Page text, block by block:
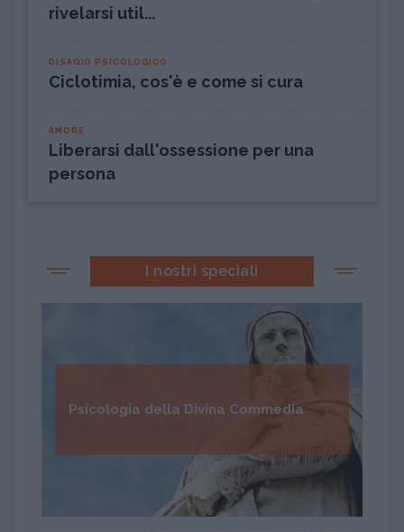
rivelarsi util...
DISAGIO PSICOLOGICO
Ciclotimia, cos'è e come si cura
AMORE
Liberarsi dall'ossessione per una
persona
I nostri speciali
Psicologia della Divina Commedia